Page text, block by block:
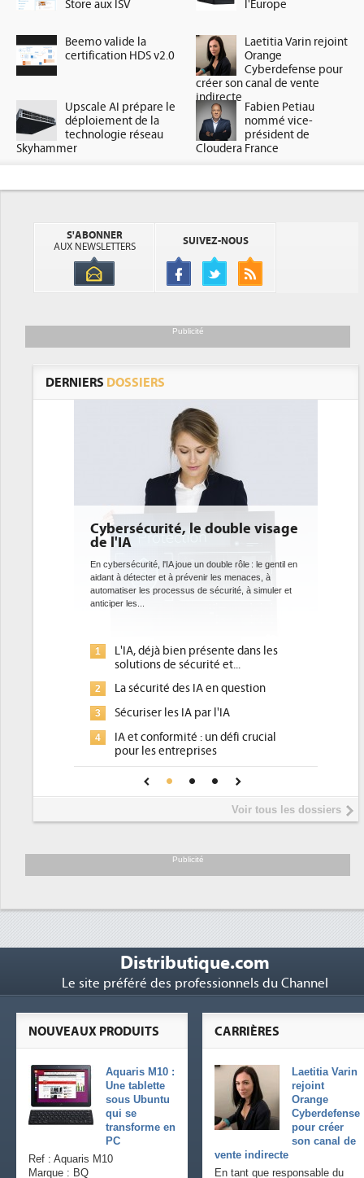
Store aux ISV l'Europe
Beemo valide la
certification HDS v2.0
Laetitia Varin rejoint
Orange
Cyberdefense pour
créer son canal de vente
indirecte
Upscale AI prépare le
déploiement de la
technologie réseau
Skyhammer
Fabien Petiau
nommé vice-
président de
Cloudera France
S'ABONNER
AUX NEWSLETTERS
SUIVEZ-NOUS
Publicité
DERNIERS DOSSIERS
double visage
un double rôle : le gentil en
de sécurité, à simuler et
DEE: l'efficacité énergétique
bientôt une obligation pour les
datacenters
Des datacenters plus durables et plus efficaces, c'est
ce que recherchent les pouvoirs publics européens
1
Qu'est-ce que la DEE (directive
d'efficacité énergétique) ?
2
DEE, une pression administrative
place pour répondre à...
Phocea DC dans les cordes pour la
DEE
Interview de Fabrice Coquio,
président de Digital Realty...
soutient les...
Voir tous les dossiers
Publicité
Distributique.com
Le site préféré des professionnels du Channel
CARRIÈRES
Laetitia Varin
rejoint
Orange
Cyberdefense
pour créer
son canal de
vente indirecte
En tant que responsable du
NOUVEAUX PRODUITS
Aquaris M10 :
Une tablette
sous Ubuntu
qui se
transforme en
PC
Ref : Aquaris M10
Marque : BQ